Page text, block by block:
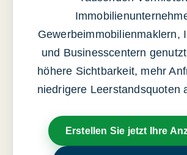
Gewerbeimmobilienmaklern,
und Businesscentern
höhere Sichtbarkeit, mehr
niedrigere Leerstandsquoten
Erstellen Sie jetzt Ihre